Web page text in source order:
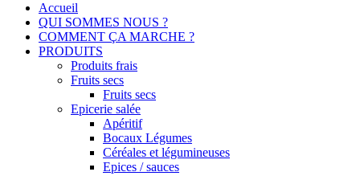
Accueil
QUI SOMMES NOUS ?
COMMENT ÇA MARCHE ?
PRODUITS
Produits frais
Fruits secs
Fruits secs
Epicerie salée
Apéritif
Bocaux Légumes
Céréales et légumineuses
Epices / sauces